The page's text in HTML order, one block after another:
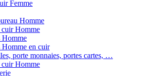
Femme
Homme
cuir Homme
Homme
Homme en cuir
porte monnaies, portes cartes, …
cuir Homme